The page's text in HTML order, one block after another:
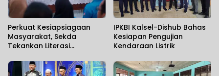
Perkuat Kesiapsiagaan
Masyarakat, Sekda
Tekankan Literasi
IPKBI Kalsel-Dishub Bahas
Kesiapan Pengujian
Kendaraan Listrik